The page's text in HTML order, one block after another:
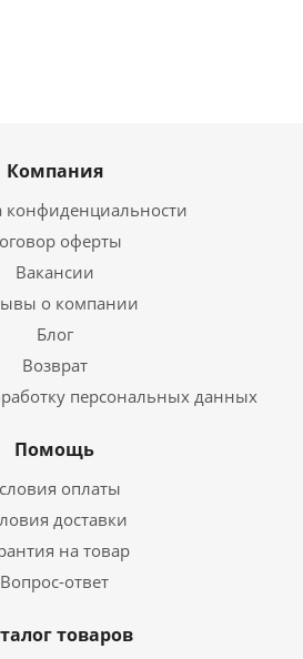
Компания
конфиденциальности
оферты
Вакансии
о компании
Блог
Возврат
персональных данных
Помощь
оплаты
доставки
на товар
Вопрос-ответ
товаров